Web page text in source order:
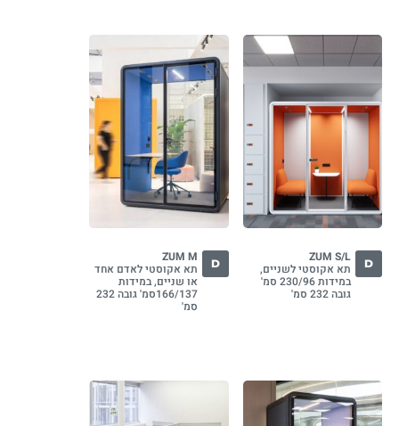
D
ZUM S/L
תא אקוסטי לשניים,
במידות 230/96 סמ'
גובה 232 סמ'
D
ZUM M
תא אקוסטי לאדם אחד
או שניים, במידות
166/137סמ' גובה 232
סמ'